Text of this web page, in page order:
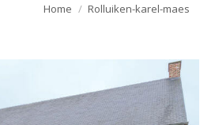
Je bent hier:
Home Rolluiken-karel-maes